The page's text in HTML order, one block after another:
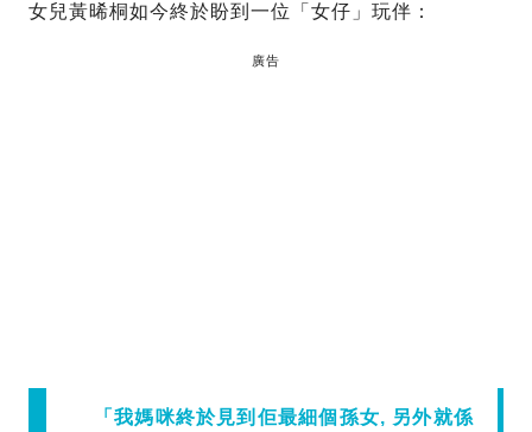
女兒黃晞桐如今終於盼到一位「女仔」玩伴：
廣告
「我媽咪終於見到佢最細個孫女, 另外就係